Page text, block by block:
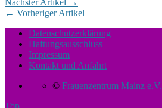
Nächster Artikel →
← Vorheriger Artikel
Datenschutzerklärung
Haftungsausschluss
Impressum
Kontakt und Anfahrt
© Frauenzentrum Mainz e.V.